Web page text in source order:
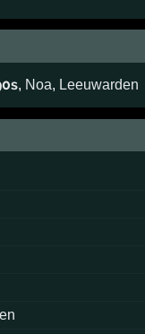
, Noa, Leeuwarden